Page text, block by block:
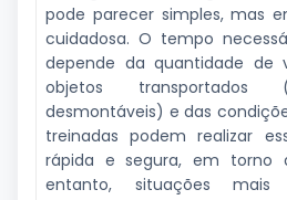
pode parecer simples, mas
cuidadosa. O tempo
depende da quantidade de
objetos transportados
desmontáveis) e das
treinadas podem realizar
rápida e segura, em torno
entanto, situações mais